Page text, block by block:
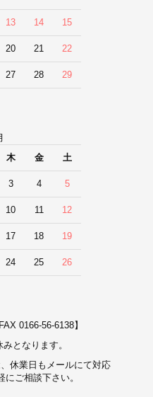
13 14 15
20 21 22
27 28 29
木 金 土
3 4 5
10 11 12
17 18 19
24 25 26
0166-56-6138】
となります。
休業日もメールにて対応
ご相談下さい。